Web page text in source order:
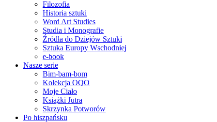
Filozofia
Historia sztuki
Word Art Studies
Studia i Monografie
Źródła do Dziejów Sztuki
Sztuka Europy Wschodniej
e-book
Nasze serie
Bim-bam-bom
Kolekcja OQO
Moje Ciało
Książki Jutra
Skrzynka Potworów
Po hiszpańsku